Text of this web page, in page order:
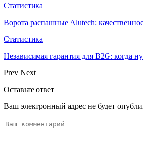
Статистика
Ворота распашные Alutech:
Статистика
Независимая гарантия для B2G: когда
Prev Next
Оставьте ответ
Ваш электронный адрес не будет